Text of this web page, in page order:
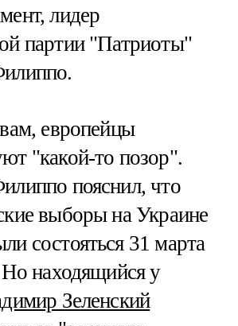
лидер
партии "Патриоты"
европейцы
"какой-то позор".
пояснил, что
выборы на Украине
состояться 31 марта
Но находящийся у
Зеленский